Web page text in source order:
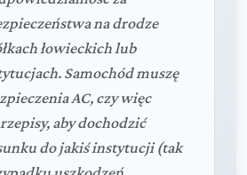
na drodze
łowieckich lub
Samochód muszę
AC, czy więc
aby dochodzić
do jakiś instytucji (tak